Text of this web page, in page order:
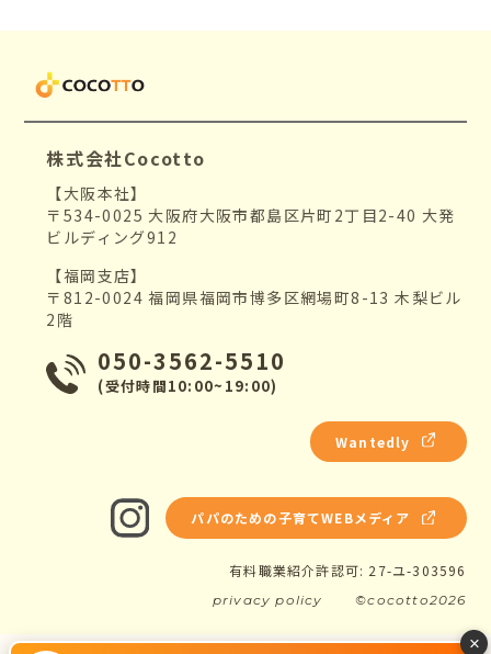
株式会社Cocotto
【大阪本社】
〒534-0025 大阪府大阪市都島区片町2丁目2-40 大発
ビルディング912
【福岡支店】
〒812-0024 福岡県福岡市博多区網場町8-13 木梨ビル
2階
050-3562-5510
(受付時間10:00~19:00)
Wantedly
パパのための子育てWEBメディア
有料職業紹介許認可: 27-ユ-303596
privacy policy ©cocotto2026
×